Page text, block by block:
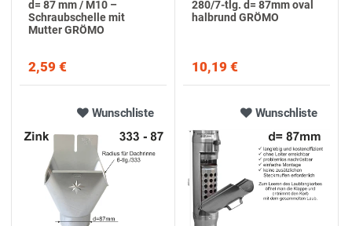
d= 87 mm / M10 –
Schraubschelle mit
Mutter GRÖMO
2,59 €
280/7-tlg. d= 87mm oval
halbrund GRÖMO
10,19 €
Wunschliste Wunschliste